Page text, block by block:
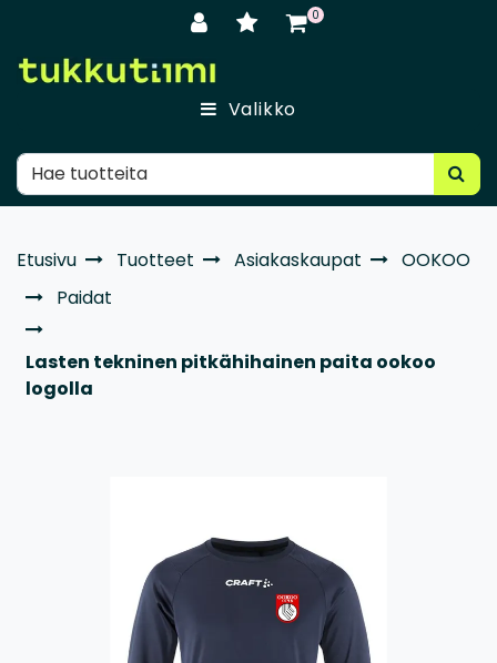
0
Valikko
Etusivu Tuotteet Asiakaskaupat
OOKOO
Paidat
Lasten tekninen pitkähihainen paita ookoo
logolla